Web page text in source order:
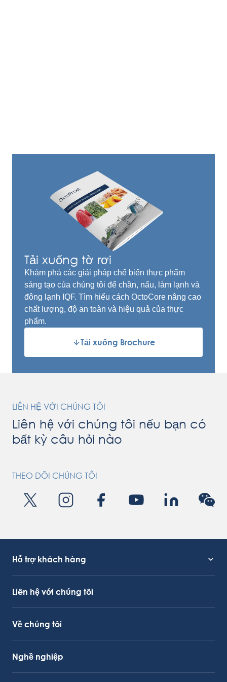
Tải xuống tờ rơi
Khám phá các giải pháp chế biến thực phẩm
sáng tạo của chúng tôi để chần, nấu, làm lạnh và
đông lạnh IQF. Tìm hiểu cách OctoCore nâng cao
chất lượng, độ an toàn và hiệu quả của thực
phẩm.
Tải xuống Brochure
LIÊN HỆ VỚI CHÚNG TÔI
Liên hệ với chúng tôi nếu bạn có
bất kỳ câu hỏi nào
THEO DÕI CHÚNG TÔI
Hỗ trợ khách hàng
Liên hệ với chúng tôi
Về chúng tôi
Nghề nghiệp